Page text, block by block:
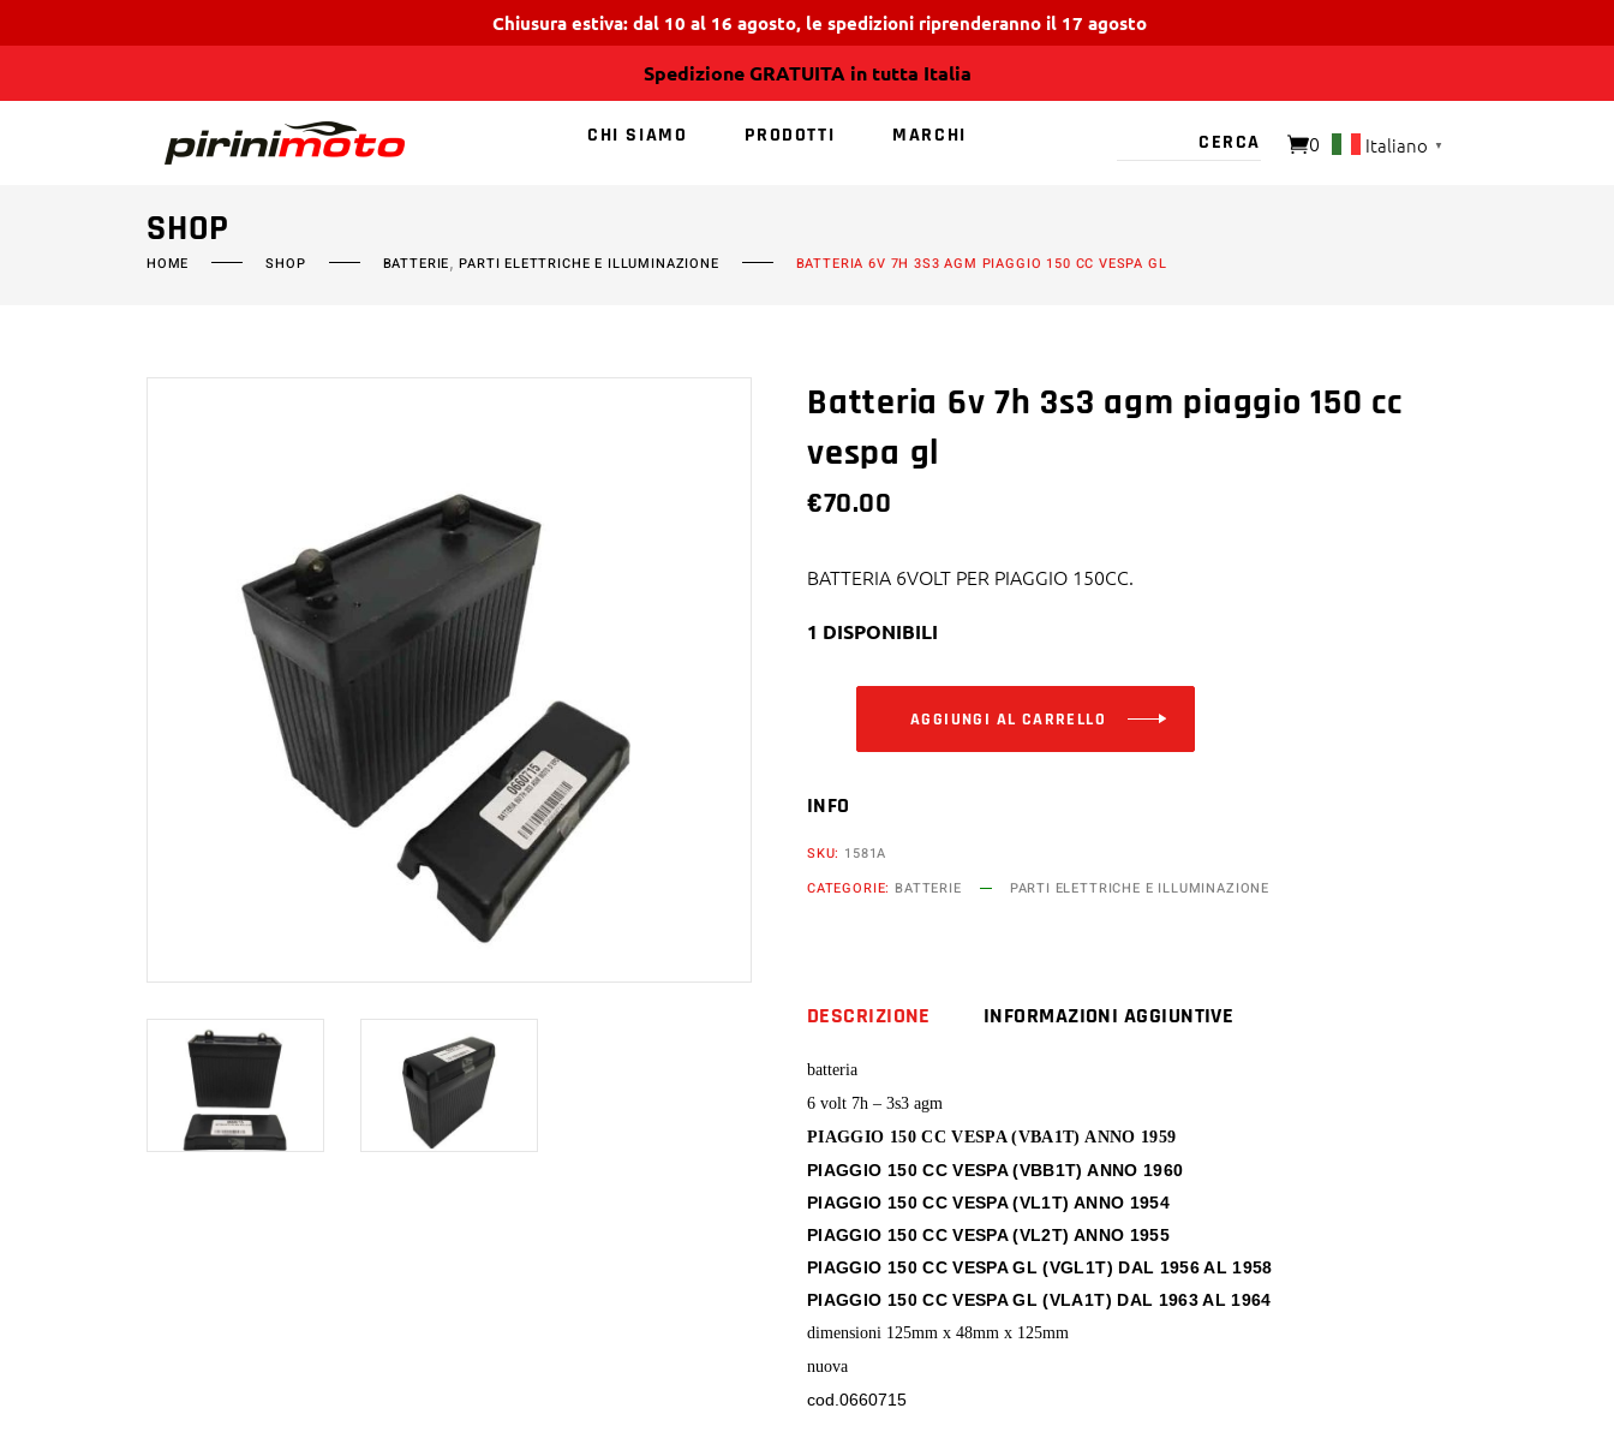
Chiusura estiva: dal 10 al 16 agosto, le spedizioni riprenderanno il 17 agosto
Spedizione GRATUITA in tutta Italia
CHI SIAMO PRODOTTI MARCHI 0 Italiano ▼
SHOP
HOME SHOP BATTERIE,PARTI ELETTRICHE E ILLUMINAZIONE BATTERIA 6V 7H 3S3 AGM PIAGGIO 150 CC VESPA GL
Batteria 6v 7h 3s3 agm piaggio 150 cc
vespa gl
€70.00
BATTERIA 6VOLT PER PIAGGIO 150CC.
1 DISPONIBILI
AGGIUNGI AL CARRELLO
INFO
SKU: 1581A
CATEGORIE: BATTERIE PARTI ELETTRICHE E ILLUMINAZIONE
DESCRIZIONE INFORMAZIONI AGGIUNTIVE
batteria
6 volt 7h – 3s3 agm
PIAGGIO 150 CC VESPA (VBA1T) ANNO 1959
PIAGGIO 150 CC VESPA (VBB1T) ANNO 1960
PIAGGIO 150 CC VESPA (VL1T) ANNO 1954
PIAGGIO 150 CC VESPA (VL2T) ANNO 1955
PIAGGIO 150 CC VESPA GL (VGL1T) DAL 1956 AL 1958
PIAGGIO 150 CC VESPA GL (VLA1T) DAL 1963 AL 1964
dimensioni 125mm x 48mm x 125mm
nuova
cod.0660715